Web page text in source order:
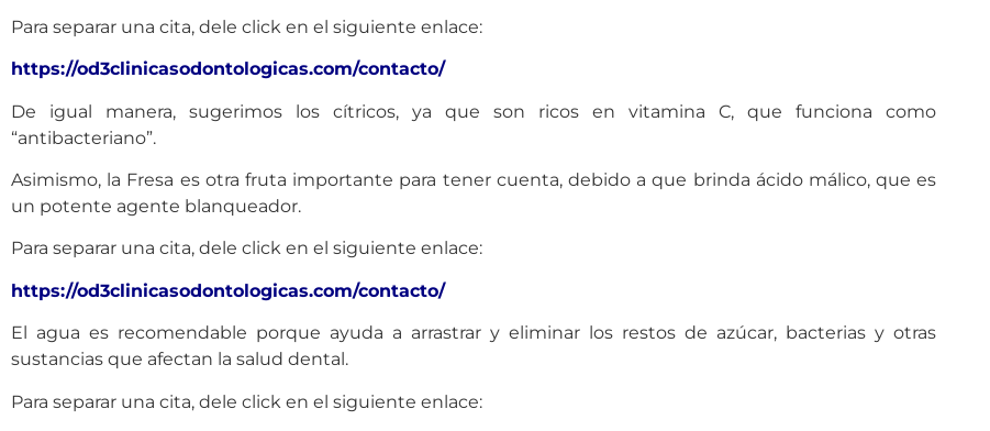
Para separar una cita, dele click en el siguiente enlace:
https://od3clinicasodontologicas.com/contacto/
De igual manera, sugerimos los cítricos, ya que son ricos en vitamina C, que funciona como
“antibacteriano”.
Asimismo, la Fresa es otra fruta importante para tener cuenta, debido a que brinda ácido málico, que es
un potente agente blanqueador.
Para separar una cita, dele click en el siguiente enlace:
https://od3clinicasodontologicas.com/contacto/
El agua es recomendable porque ayuda a arrastrar y eliminar los restos de azúcar, bacterias y otras
sustancias que afectan la salud dental.
Para separar una cita, dele click en el siguiente enlace: